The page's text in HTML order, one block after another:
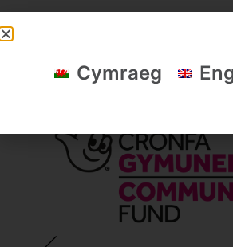
Cyllidwyr a phartneriaid allweddol
Cymraeg